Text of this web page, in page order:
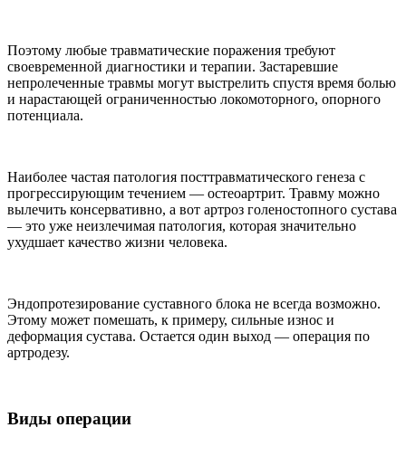
Поэтому любые травматические поражения требуют
своевременной диагностики и терапии. Застаревшие
непролеченные травмы могут выстрелить спустя время болью
и нарастающей ограниченностью локомоторного, опорного
потенциала.
Наиболее частая патология посттравматического генеза с
прогрессирующим течением — остеоартрит. Травму можно
вылечить консервативно, а вот артроз голеностопного сустава
— это уже неизлечимая патология, которая значительно
ухудшает качество жизни человека.
Эндопротезирование суставного блока не всегда возможно.
Этому может помешать, к примеру, сильные износ и
деформация сустава. Остается один выход — операция по
артродезу.
Виды операции